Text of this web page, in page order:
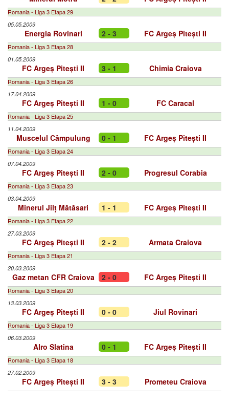
Romania - Liga 3 Etapa 29
05.05.2009
Energia Rovinari 2 - 3 FC Argeș Pitești II
Romania - Liga 3 Etapa 28
01.05.2009
FC Argeș Pitești II 3 - 1 Chimia Craiova
Romania - Liga 3 Etapa 26
17.04.2009
FC Argeș Pitești II 1 - 0 FC Caracal
Romania - Liga 3 Etapa 25
11.04.2009
Muscelul Câmpulung 0 - 1 FC Argeș Pitești II
Romania - Liga 3 Etapa 24
07.04.2009
FC Argeș Pitești II 2 - 0 Progresul Corabia
Romania - Liga 3 Etapa 23
03.04.2009
Minerul Jilț Mătăsari 1 - 1 FC Argeș Pitești II
Romania - Liga 3 Etapa 22
27.03.2009
FC Argeș Pitești II 2 - 2 Armata Craiova
Romania - Liga 3 Etapa 21
20.03.2009
Gaz metan CFR Craiova 2 - 0 FC Argeș Pitești II
Romania - Liga 3 Etapa 20
13.03.2009
FC Argeș Pitești II 0 - 0 Jiul Rovinari
Romania - Liga 3 Etapa 19
06.03.2009
Alro Slatina 0 - 1 FC Argeș Pitești II
Romania - Liga 3 Etapa 18
27.02.2009
FC Argeș Pitești II 3 - 3 Prometeu Craiova